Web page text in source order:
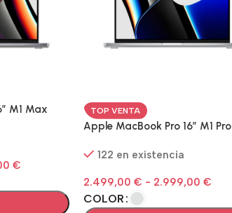
M1 Max
€
TOP VENTA
Apple MacBook Pro 16″ M1 Pro
122 en existencia
2.499,00€ - 2.999,00€
COLOR